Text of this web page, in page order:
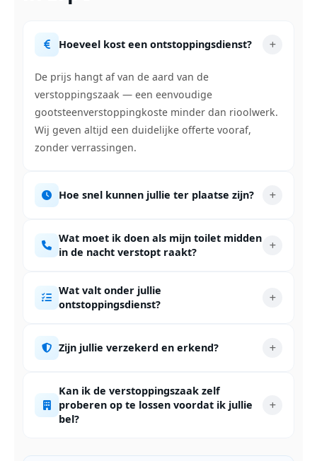
Hoeveel kost een ontstoppingsdienst?
De prijs hangt af van de aard van de
verstoppingszaak — een eenvoudige
gootsteenverstoppingkoste minder dan rioolwerk.
Wij geven altijd een duidelijke offerte vooraf,
zonder verrassingen.
Hoe snel kunnen jullie ter plaatse zijn?
Wat moet ik doen als mijn toilet midden
in de nacht verstopt raakt?
Wat valt onder jullie
ontstoppingsdienst?
Zijn jullie verzekerd en erkend?
Kan ik de verstoppingszaak zelf
proberen op te lossen voordat ik jullie
bel?